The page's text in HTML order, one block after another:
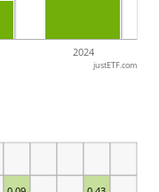
2024
justETF.com